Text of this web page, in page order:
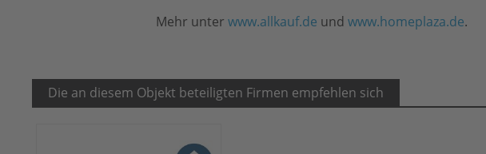
Mehr unter www.allkauf.de und www.homeplaza.de.
Die an diesem Objekt beteiligten Firmen empfehlen sich